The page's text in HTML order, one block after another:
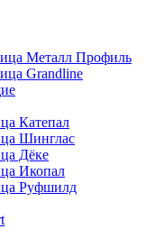
Металл Профиль
Grandline
Катепал
Шинглас
Дёке
Икопал
Руфшилд